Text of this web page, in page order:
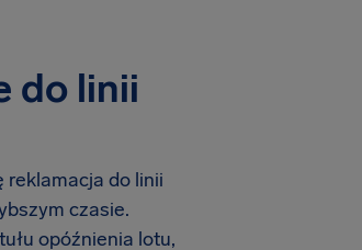
do linii
reklamacja do linii
czasie.
opóźnienia lotu,